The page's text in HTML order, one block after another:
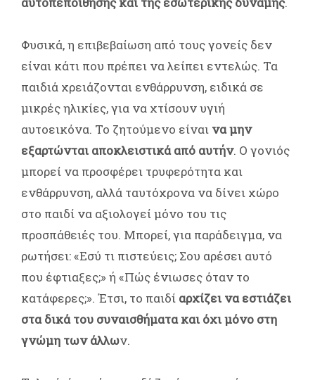
Φυσικά, η επιβεβαίωση από τους γονείς δεν
είναι κάτι που πρέπει να λείπει εντελώς. Τα
παιδιά χρειάζονται ενθάρρυνση, ειδικά σε
μικρές ηλικίες, για να χτίσουν υγιή
αυτοεικόνα. Το ζητούμενο είναι να μην
εξαρτώνται αποκλειστικά από αυτήν. Ο γονιός
μπορεί να προσφέρει τρυφερότητα και
ενθάρρυνση, αλλά ταυτόχρονα να δίνει χώρο
στο παιδί να αξιολογεί μόνο του τις
προσπάθειές του. Μπορεί, για παράδειγμα, να
ρωτήσει: «Εσύ τι πιστεύεις; Σου αρέσει αυτό
που έφτιαξες;» ή «Πώς ένιωσες όταν το
κατάφερες;». Έτσι, το παιδί αρχίζει να εστιάζει
στα δικά του συναισθήματα και όχι μόνο στη
γνώμη των άλλων.